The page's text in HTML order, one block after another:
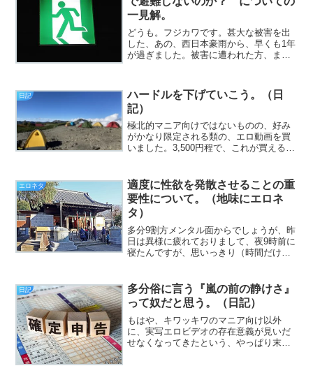
一見解。
どうも。フジカワです。甚大な被害を出
した、あの、西日本豪雨から、早くも1年
が過ぎました。被害に遭われた方、ま
し前も、九州の方で、相当な豪雨災害が
ありました。気象庁が、異...
日記
ハードルを下げていこう。（日
記）
極北的マニア向けではないものの、好み
がかなり限定される類の、エロ動画を買
いました。3,500円程で、これが買えるな
「無理が利く」のと、「無理をしなけれ
ばならない」というこ...
エロネタ
適度に性欲を発散させることの重
要性について。（地味にエロネ
タ）
多分9割方メンタル面からでしょうが、昨
日は異様に疲れておりまして、夜9時前に
寝たんですが、思いっきり（時間だけ
けで、フジカワです。夢の中に、サムス
ピのナコルル（羅刹Ve...
日記
多分俗に言う『嵐の前の静けさ』
って奴だと思う。（日記）
もはや、キワッキワのマニア向け以外
に、実写エロビデオの存在意義が見いだ
せなくなってきたという、やっぱり末期